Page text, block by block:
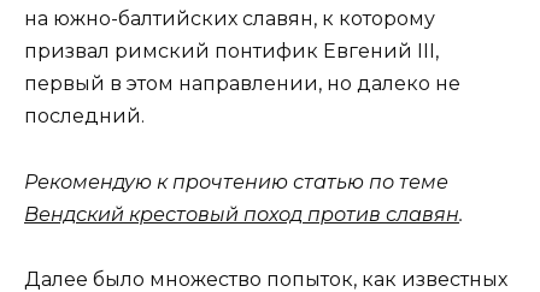
на южно-балтийских славян, к которому
призвал римский понтифик Евгений III,
первый в этом направлении, но далеко не
последний.
Рекомендую к прочтению статью по теме
Вендский крестовый поход против славян.
Далее было множество попыток, как известных